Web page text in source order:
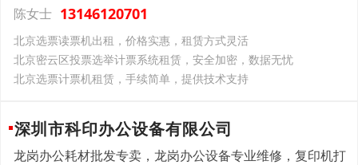
陈女士 13146120701
北京选票读票机出租，价格实惠，租赁方式灵活
北京密云区投票选举计票系统租赁，安全加密，数据无忧​
北京选票计票机租赁，手续简单，提供技术支持
深圳市科印办公设备有限公司
龙岗办公耗材批发专卖，龙岗办公设备专业维修，复印机打